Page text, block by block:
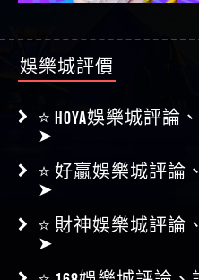
娛樂城評價
⭐ HOYA娛樂城評
➤
⭐ 好贏娛樂城評論
➤
⭐ 財神娛樂城評論
➤